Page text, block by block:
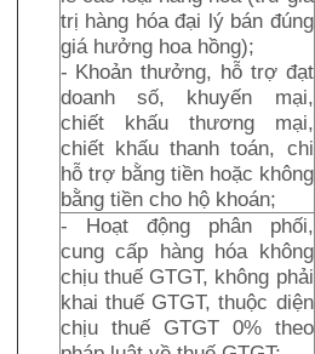
trị hàng hóa đại lý bán đúng
giá hưởng hoa hồng);
- Khoản thưởng, hỗ trợ đạt
doanh số, khuyến mại,
chiết khấu thương mại,
chiết khấu thanh toán, chi
hỗ trợ bằng tiền hoặc không
bằng tiền cho hộ khoán;
- Hoạt động phân phối,
cung cấp hàng hóa không
chịu thuế GTGT, không phải
khai thuế GTGT, thuộc diện
chịu thuế GTGT 0% theo